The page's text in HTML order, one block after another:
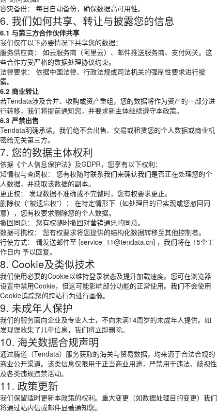
容灾备份： 每日自动备份，确保数据高可用性。
6. 我们如何共享、转让与披露您的信息
6.1 与第三方合作伙伴共享
我们仅在以下必要情况下共享您的数据：
服务供应商： 如云服务商（阿里云）、邮件推送服务商、支付网关。这
些合作方受严格的数据处理协议约束。
法律要求： 依据中国法律、行政法规或司法机关的强制性要求进行披
露。
6.2 商业转让
若Tendata涉及合并、收购或资产重组，您的数据将作为资产的一部分进
行转移，我们将提前通知您，并要求新主体继续遵守本政策。
6.3 严禁出售
Tendata明确承诺，我们绝不会出售、交易或租赁您的个人数据或商业机
密给无关第三方。
7. 您的数据主体权利
依据《个人信息保护法》及GDPR，您享有以下权利：
知情权与查阅权： 您有权随时联系我们来确认我们是否正在处理您的个
人数据，并获取该数据的副本。
更正权： 发现数据不准确或不完整时，您有权要求更正。
删除权（“被遗忘权”）： 在特定情形下（如处理目的已实现或您撤回同
意），您有权要求删除您的个人数据。
撤回同意： 您有权随时撤回对营销通讯的同意。
数据可携权： 您有权要求将您提供的结构化数据转移至其他控制者。
行使方式： 请发送邮件至 [service_11@tendata.cn] ，我们将在 15个工
作日内 予以回复。
8. Cookie及类似技术
我们使用必要的Cookie以维持登录状态及提升加载速度。您可在浏览器
设置中禁用Cookie，但这可能影响部分功能的正常使用。我们不会使用
Cookie追踪您的跨站行为进行画像。
9. 未成年人保护
我们的服务面向企业及专业人士，不向未满14周岁的未成年人提供。如
发现误收集了儿童信息，我们将立即删除。
10. 海关数据合规声明
通过腾道（Tendata）服务获取的海关与贸易数据，均来源于合法合规的
商业公开渠道。该类信息仅限用于正当商业用途，严禁用于违法、歧视性
及各类违规违禁活动。
11. 政策更新
我们保留适时更新本政策的权利。重大变更（如数据处理目的变更）我们
将通过站内信或邮件显著通知您。